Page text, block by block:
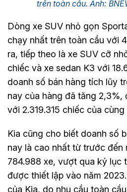
trên toàn cầu. Ảnh:
Dòng xe SUV nhỏ gọn
chạy nhất trên toàn cầu với
ra, tiếp theo là xe SUV cỡ
chiếc và xe sedan K3 với
doanh số bán hàng tích lũy
nay của hàng đã tăng 2,3%,
với 2.319.315 chiếc của
Kia cũng cho biết doanh số
nay là cao nhất từ trước đến
784.988 xe, vượt qua kỷ lục
được thiết lập vào năm
của Kia, do nhu cầu toàn